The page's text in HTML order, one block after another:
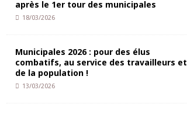
après le 1er tour des municipales
18/03/2026
Municipales 2026 : pour des élus
combatifs, au service des travailleurs et
de la population !
13/03/2026